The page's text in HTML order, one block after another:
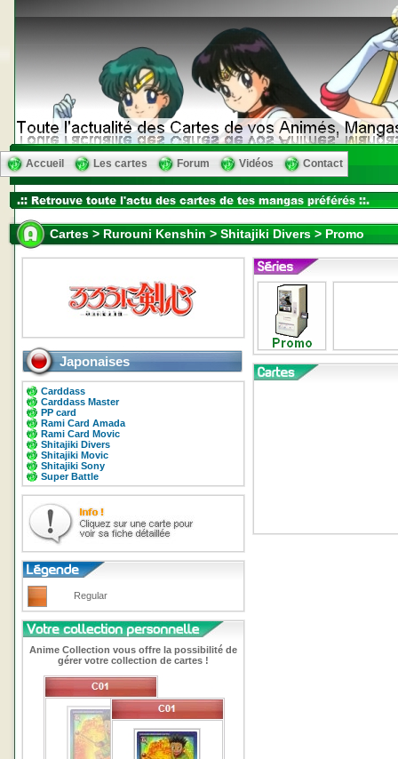
Accueil Les cartes Forum Vidéos Contact
Cartes > Rurouni Kenshin > Shitajiki Divers > Promo
Japonaises
Carddass
Carddass Master
PP card
Rami Card Amada
Rami Card Movic
Shitajiki Divers
Shitajiki Movic
Shitajiki Sony
Super Battle
Regular
Anime Collection vous offre la possibilité de
gérer votre collection de cartes !